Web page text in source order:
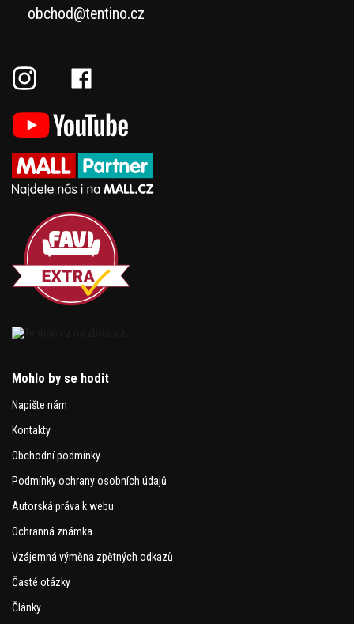
obchod@tentino.cz
Mohlo by se hodit
Napište nám
Kontakty
Obchodní podmínky
Podmínky ochrany osobních údajů
Autorská práva k webu
Ochranná známka
Vzájemná výměna zpětných odkazů
Časté otázky
Články